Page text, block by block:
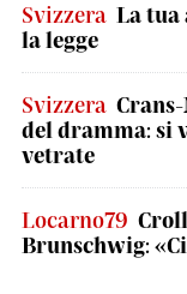
Svizzera La tua
la legge
Svizzera
del dramma: si
vetrate
Locarno79
Brunschwig: